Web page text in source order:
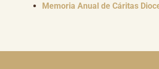
Memoria Anual de Cáritas